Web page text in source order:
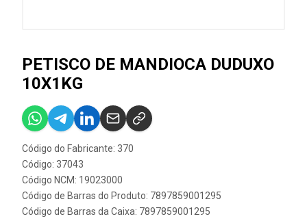
PETISCO DE MANDIOCA DUDUXO
10X1KG
Código do Fabricante: 370
Código: 37043
Código NCM: 19023000
Código de Barras do Produto: 7897859001295
Código de Barras da Caixa: 7897859001295